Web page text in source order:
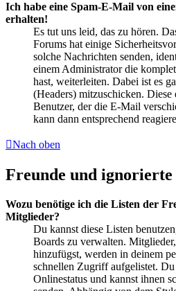
Ich habe eine Spam-E-Mail von
erhalten!
Es tut uns leid, das zu hören.
Forums hat einige
solche Nachrichten senden,
einem Administrator die
hast, weiterleiten. Dabei ist es
(Headers) mitzuschicken. Diese
Benutzer, der die E-Mail
kann dann entsprechend
Nach oben
Freunde und
Wozu benötige ich die Listen der
Mitglieder?
Du kannst diese Listen
Boards zu verwalten.
hinzufügst, werden in deinem
schnellen Zugriff aufgelistet. Du
Onlinestatus und kannst ihnen